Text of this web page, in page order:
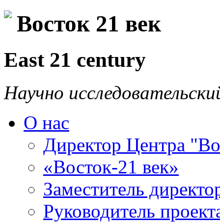
Восток 21 век
East 21 century
Научно
О нас
Директор Центра
«Восток-21 век»
Заместитель
Руководитель